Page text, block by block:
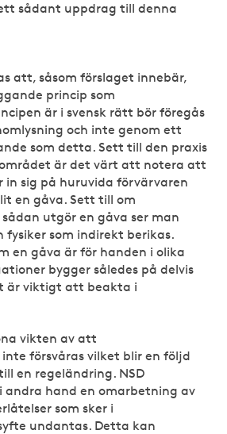
sådant uppdrag till denna
att, såsom förslaget innebär,
princip som
är i svensk rätt bör föregås
och inte genom ett
som detta. Sett till den praxis
är det värt att notera att
sig på huruvida förvärvaren
en gåva. Sett till om
utgör en gåva ser man
fysiker som indirekt berikas.
en gåva är för handen i olika
bygger således på delvis
är viktigt att beakta i
vikten av att
försvåras vilket blir en följd
en regeländring. NSD
andra hand en omarbetning av
som sker i
undantas. Detta kan